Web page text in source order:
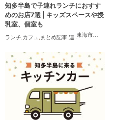
東海市
,大府市
知多半島で子連れランチにおすす
めのお店7選 | キッズスペースや授
乳室、個室も
ランチ,カフェ, まとめ記事,連載 ,親子 個室